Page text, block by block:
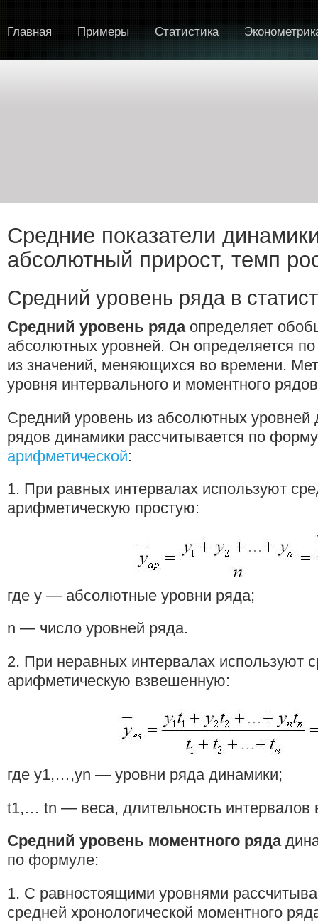
Главная Примеры Статистика
Средние показатели
абсолютный прирост, темп
Средний уровень ряда в
Средний уровень рядаопределяет
абсолютных уровней. Он определяется
из значений, меняющихся во времени.
уровня интервального и моментного
Средний уровень из абсолютных уровней
рядов динамики рассчитывается по
арифметической:
1. При равных интервалах используют
арифметическую простую:
где у — абсолютные уровни ряда;
n — число уровней ряда.
2. При неравных интервалах используют
арифметическую взвешенную:
где у1,…,уn — уровни ряда динамики;
t1,… tn — веса, длительность интервалов
Средний уровень моментного ряда
по формуле:
1. С равностоящими уровнями
средней хронологической моментного